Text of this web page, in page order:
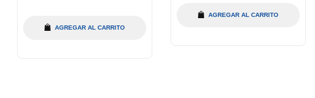
AGREGAR AL CARRITO
AGREGAR AL CARRITO